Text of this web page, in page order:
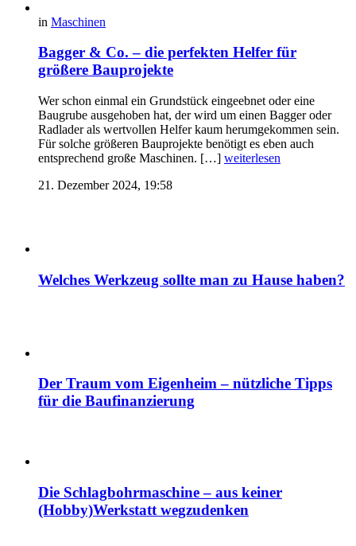
in Maschinen
Bagger & Co. – die perfekten Helfer für
größere Bauprojekte
Wer schon einmal ein Grundstück eingeebnet oder eine
Baugrube ausgehoben hat, der wird um einen Bagger oder
Radlader als wertvollen Helfer kaum herumgekommen sein.
Für solche größeren Bauprojekte benötigt es eben auch
entsprechend große Maschinen. […] weiterlesen
21. Dezember 2024, 19:58
Welches Werkzeug sollte man zu Hause haben?
Der Traum vom Eigenheim – nützliche Tipps
für die Baufinanzierung
Die Schlagbohrmaschine – aus keiner
(Hobby)Werkstatt wegzudenken